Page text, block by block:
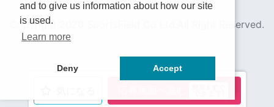
Copyright 2020 SportsField Co Ltd.All Right Reserved.
and to give us information about how our site
is used.
Learn more
Deny Accept